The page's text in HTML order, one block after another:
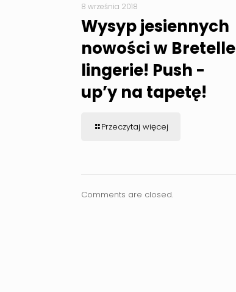
8 września 2018
Wysyp jesiennych
nowości w Bretelle
lingerie! Push -
up’y na tapetę!
Przeczytaj więcej
Comments are closed.